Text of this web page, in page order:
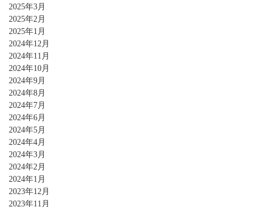
2025年3月
2025年2月
2025年1月
2024年12月
2024年11月
2024年10月
2024年9月
2024年8月
2024年7月
2024年6月
2024年5月
2024年4月
2024年3月
2024年2月
2024年1月
2023年12月
2023年11月